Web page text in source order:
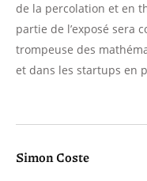
de la percolation et en
partie de l’exposé sera
trompeuse des
et dans les startups en
Simon Coste